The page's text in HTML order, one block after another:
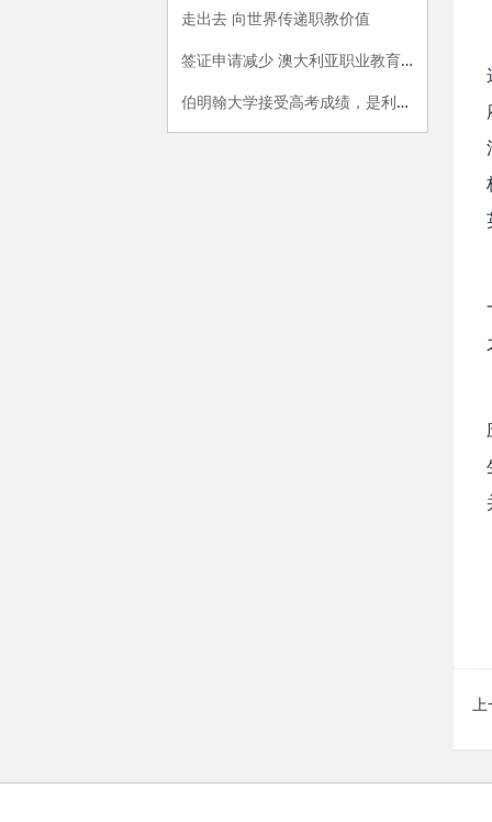
上
走出去 向世界传递职教价值
签证申请减少 澳大利亚职业教育行业资金短缺
伯明翰大学接受高考成绩，是利好吗